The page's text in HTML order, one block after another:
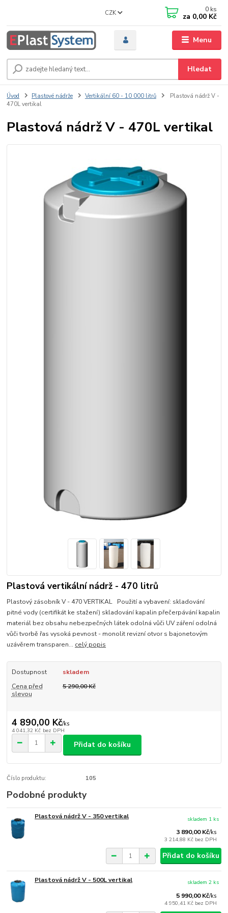
Menu
CZK
Hledat
0 ks
za 0,00 Kč
Úvod Plastové nádrže Vertikální 60 - 10 000 litrů
Plastová nádrž V -
470L vertikal
Plastová nádrž V - 470L vertikal
Plastová vertikální nádrž - 470 litrů
Plastový zásobník V - 470 VERTIKAL Použití a vybavení: skladování
pitné vody (certifikát ke stažení) skladování kapalin přečerpávání kapalin
materiál bez obsahu nebezpečných látek odolná vůči UV záření odolná
vůči tvorbě řas vysoká pevnost - monolit revizní otvor s bajonetovým
uzávěrem transparen... celý popis
Dostupnost
skladem
Cena před
slevou
5 290,00 Kč
4 890,00 Kč/ks
4 041,32 Kč bez DPH
Přidat do košíku
Číslo produktu: 105
Podobné produkty
Plastová nádrž V - 350 vertikal
3 890,00 Kč/ks
3 214,88 Kč bez DPH
skladem 1 ks
Přidat do košíku
Plastová nádrž V - 500L vertikal
5 990,00 Kč/ks
4 950,41 Kč bez DPH
skladem 2 ks